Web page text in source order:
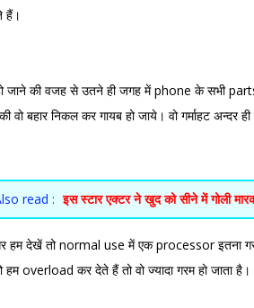
हैं।
जाने की वजह से उतने ही जगह में phone के सभी parts
वो बहार निकल कर गायब हो जाये। वो गर्माहट अन्दर
read : इस स्टार एक्टर ने खुद को सीने में गोली
हम देखें तो normal use में एक processor इतना
हम overload कर देते हैं तो वो ज्यादा गरम हो जाता है।